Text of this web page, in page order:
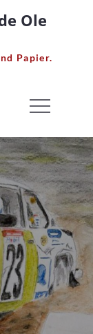
Ole
Papier.